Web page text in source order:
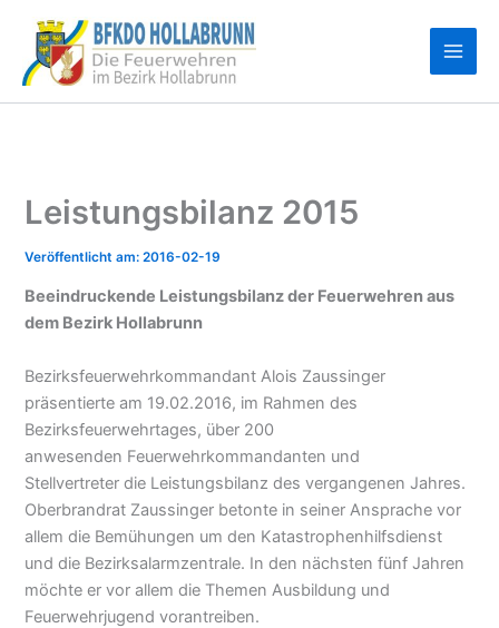
Inhalt
springen
Leistungsbilanz 2015
2016-02-19
Beeindruckende Leistungsbilanz der Feuerwehren aus
dem Bezirk Hollabrunn
Bezirksfeuerwehrkommandant Alois Zaussinger
präsentierte am 19.02.2016, im Rahmen des
Bezirksfeuerwehrtages, über 200
anwesenden Feuerwehrkommandanten und
Stellvertreter die Leistungsbilanz des vergangenen Jahres.
Oberbrandrat Zaussinger betonte in seiner Ansprache vor
allem die Bemühungen um den Katastrophenhilfsdienst
und die Bezirksalarmzentrale. In den nächsten fünf Jahren
möchte er vor allem die Themen Ausbildung und
Feuerwehrjugend vorantreiben.